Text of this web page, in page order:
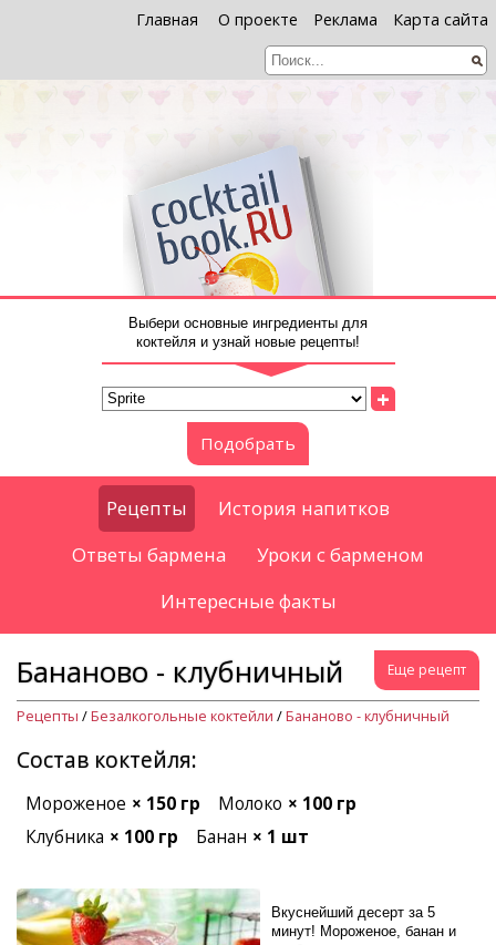
Главная О проекте Реклама Карта сайта
Выбери основные ингредиенты для
коктейля и узнай новые рецепты!
+
Подобрать
Рецепты
История напитков
Ответы бармена
Уроки с барменом
Интересные факты
Еще рецепт
Бананово - клубничный
Рецепты /Безалкогольные коктейли /Бананово - клубничный
Состав коктейля:
Мороженое × 150 гр Молоко × 100 гр
Клубника × 100 гр Банан × 1 шт
Вкуснейший десерт за 5
минут! Мороженое, банан и